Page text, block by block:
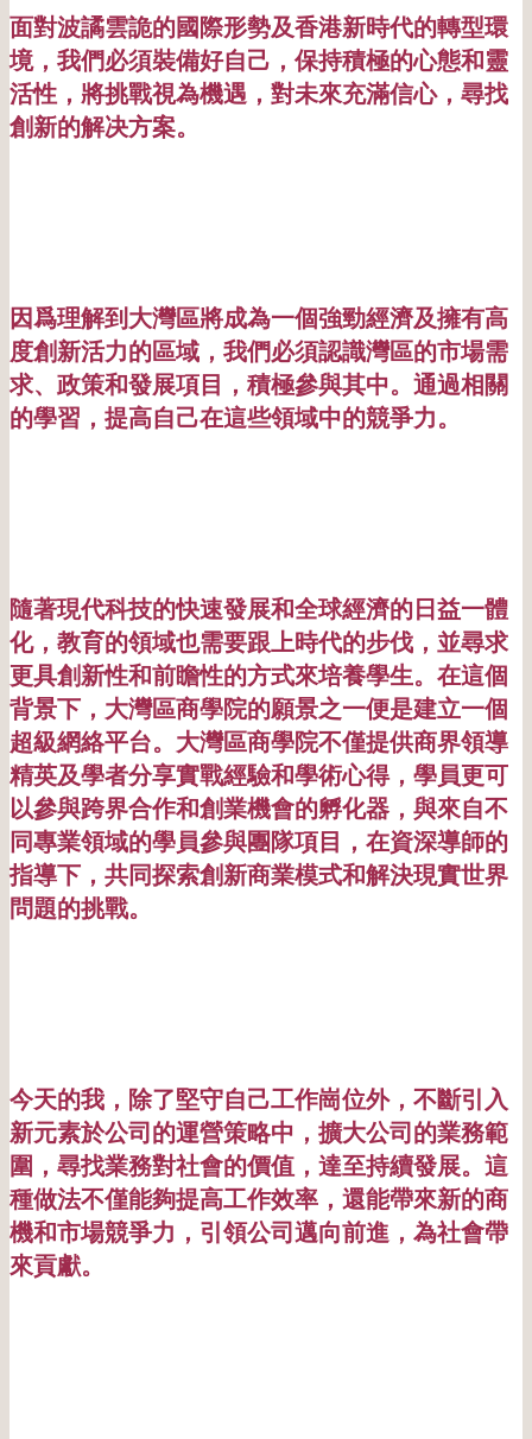
面對波譎雲詭的國際形勢及香港新時代的轉型環
境，我們必須裝備好自己，保持積極的心態和靈
活性，將挑戰視為機遇，對未來充滿信心，尋找
創新的解决方案。
因爲理解到大灣區將成為一個強勁經濟及擁有高
度創新活力的區域，我們必須認識灣區的市場需
求、政策和發展項目，積極參與其中。通過相關
的學習，提高自己在這些領域中的競爭力。
隨著現代科技的快速發展和全球經濟的日益一體
化，教育的領域也需要跟上時代的步伐，並尋求
更具創新性和前瞻性的方式來培養學生。在這個
背景下，大灣區商學院的願景之一便是建立一個
超級網絡平台。大灣區商學院不僅提供商界領導
精英及學者分享實戰經驗和學術心得，學員更可
以參與跨界合作和創業機會的孵化器，與來自不
同專業領域的學員參與團隊項目，在資深導師的
指導下，共同探索創新商業模式和解決現實世界
問題的挑戰。
今天的我，除了堅守自己工作崗位外，不斷引入
新元素於公司的運營策略中，擴大公司的業務範
圍，尋找業務對社會的價值，達至持續發展。這
種做法不僅能夠提高工作效率，還能帶來新的商
機和市場競爭力，引領公司邁向前進，為社會帶
來貢獻。